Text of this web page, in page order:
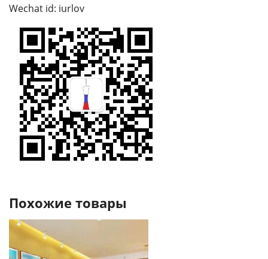
Wechat id: iurlov
Похожие товары